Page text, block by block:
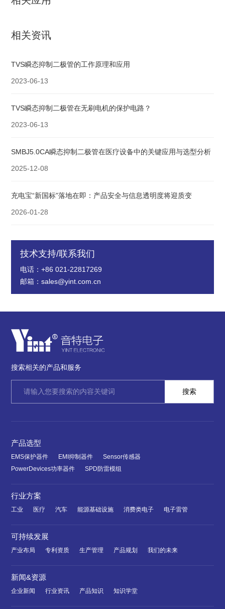
相关资讯
TVS瞬态抑制二极管的工作原理和应用
2023-06-13
TVS瞬态抑制二极管在无刷电机的保护电路？
2023-06-13
SMBJ5.0CA瞬态抑制二极管在医疗设备中的关键应用与选型分析
2025-12-08
充电宝“新国标”落地在即：产品安全与信息透明度将迎质变
2026-01-28
技术支持/联系我们
电话：+86 021-22817269
邮箱：sales@yint.com.cn
搜索相关的产品和服务
产品选型
EMS保护器件 EMI抑制器件
Sensor传感器
PowerDevices功率器件
SPD防雷模组
行业方案
工业 医疗 汽车 能源基础设施 消费类电子 电子雷管
可持续发展
产业布局 专利资质 生产管理 产品规划 我们的未来
新闻&资源
企业新闻 行业资讯 产品知识 知识学堂